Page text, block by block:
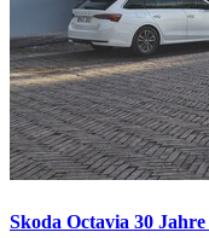
Skoda Octavia 30 Jahre